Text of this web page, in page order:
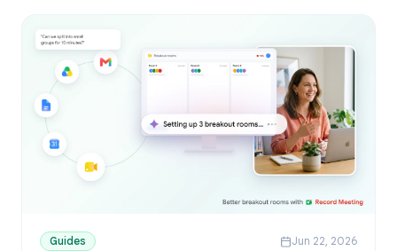
Guides Jun 22, 2026